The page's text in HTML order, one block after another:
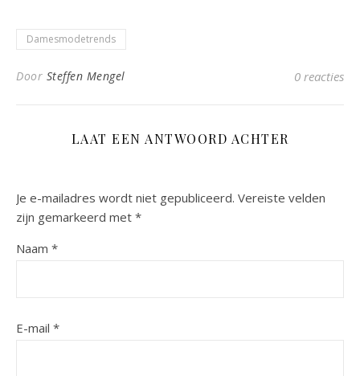
Damesmodetrends
Door Steffen Mengel 0 reacties
LAAT EEN ANTWOORD ACHTER
Je e-mailadres wordt niet gepubliceerd. Vereiste velden
zijn gemarkeerd met *
Naam *
E-mail *